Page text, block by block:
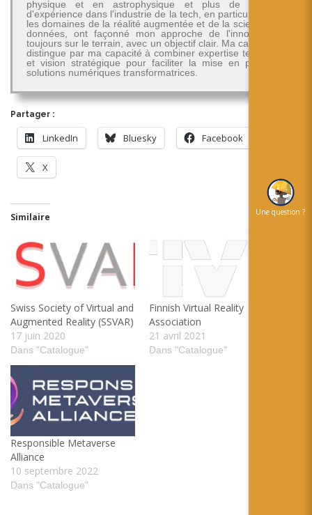
physique et en astrophysique et plus de 30 ans
d'expérience dans l'industrie de la tech, en particulier dans
les domaines de la réalité augmentée et de la science des
données, ont façonné mon approche de l'innovation -
toujours sur le terrain, avec un objectif clair. Ma carrière se
distingue par ma capacité à combiner expertise technique
et vision stratégique pour faciliter la mise en place de
solutions numériques transformatrices.
Partager :
LinkedIn Bluesky Facebook
X
Similaire
Swiss Society of Virtual and
Augmented Reality (SSVAR)
17 juin 2020
Dans "Catalogue"
Finnish Virtual Reality
Association
21 avril 2021
Dans "Catalogue"
Responsible Metaverse
Alliance
10 septembre 2022
Dans "Catalogue"
Une question ?